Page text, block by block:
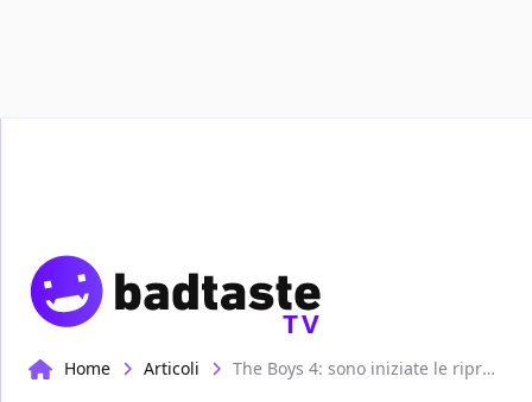
TV
Home Articoli The Boys 4: sono iniziate le riprese, ecco il titolo del primo episodio